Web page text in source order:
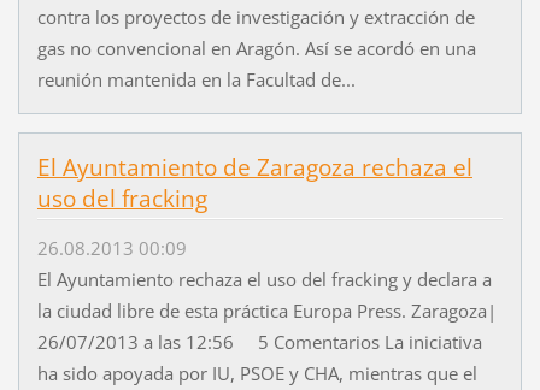
contra los proyectos de investigación y extracción de
gas no convencional en Aragón. Así se acordó en una
reunión mantenida en la Facultad de...
El Ayuntamiento de Zaragoza rechaza el
uso del fracking
26.08.2013 00:09
El Ayuntamiento rechaza el uso del fracking y declara a
la ciudad libre de esta práctica Europa Press. Zaragoza|
26/07/2013 a las 12:56 5 Comentarios La iniciativa
ha sido apoyada por IU, PSOE y CHA, mientras que el